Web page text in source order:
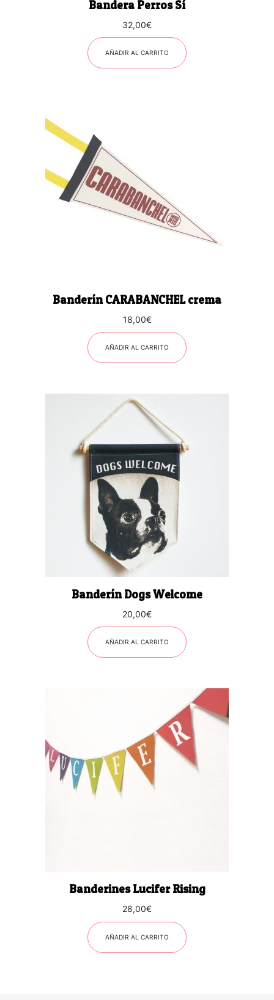
Bandera Perros Sí
32,00€
AÑADIR AL CARRITO
Banderín CARABANCHEL crema
18,00€
AÑADIR AL CARRITO
Banderín Dogs Welcome
20,00€
AÑADIR AL CARRITO
Banderines Lucifer Rising
28,00€
AÑADIR AL CARRITO